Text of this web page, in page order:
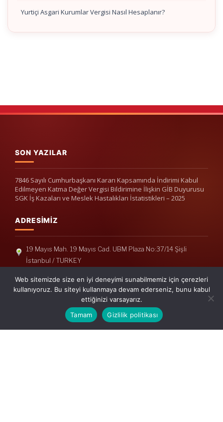
Yurtiçi Asgari Kurumlar Vergisi Nasıl Hesaplanır?
SON YAZILAR
7846 Sayılı Cumhurbaşkanı Kararı Kapsamında İndirimi Kabul
Edilmeyen Katma Değer Vergisi Bildirimine İlişkin GİB Duyurusu
SGK İş Kazaları ve Meslek Hastalıkları İstatistikleri – 2025
ADRESIMIZ
19 Mayıs Mah. 19 Mayıs Cad. UBM Plaza No:37/14 Şişli
İstanbul / TURKEY
Telefon: +90(212) 240 33 39
Telefon: +90(212) 248 19 36
info@erisymm.com
Web sitemizde size en iyi deneyimi sunabilmemiz için çerezleri
kullanıyoruz. Bu siteyi kullanmaya devam ederseniz, bunu kabul
ettiğinizi varsayarız.
Tamam
Gizlilik politikası